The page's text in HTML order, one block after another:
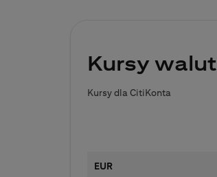
Kursy walut
Kursy dla CitiKonta
EUR